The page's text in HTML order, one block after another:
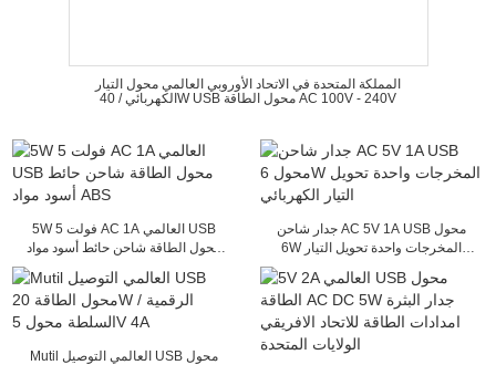
المملكة المتحدة في الاتحاد الأوروبي العالمي محول التيار
الكهربائي / 40W USB محول الطاقة AC 100V - 240V
5W 5 فولت AC 1A العالمي USB
محول الطاقة شاحن حائط أسود مواد
جدار شاحن AC 5V 1A USB محول
6W المخرجات واحدة تحويل التيار
Mutil العالمي التوصيل USB محول